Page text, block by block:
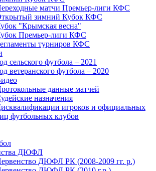
матчи Премьер-лиги КФС
зимний Кубок КФС
"Крымская весна"
Премьер-лиги КФС
турниров КФС
сельского футбола – 2021
ветеранского футбола – 2020
данные матчей
назначения
игроков и официальных
футбольных клубов
ДЮФЛ
ДЮФЛ РК (2008-2009 гг. р.)